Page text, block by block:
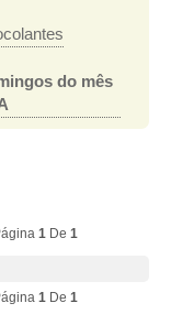
do mês
1De 1
1De 1